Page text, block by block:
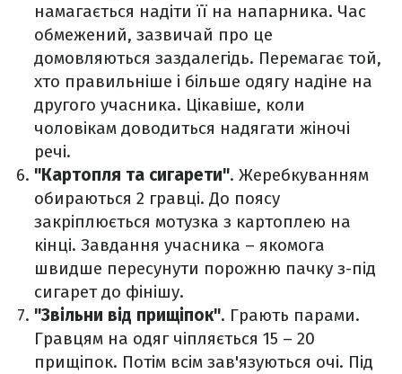
намагається надіти її на напарника. Час
обмежений, зазвичай про це
домовляються заздалегідь. Перемагає той,
хто правильніше і більше одягу надіне на
другого учасника. Цікавіше, коли
чоловікам доводиться надягати жіночі
речі.
"Картопля та сигарети". Жеребкуванням
обираються 2 гравці. До поясу
закріплюється мотузка з картоплею на
кінці. Завдання учасника – якомога
швидше пересунути порожню пачку з-під
сигарет до фінішу.
"Звільни від прищіпок". Грають парами.
Гравцям на одяг чіпляється 15 – 20
прищіпок. Потім всім зав'язуються очі. Під